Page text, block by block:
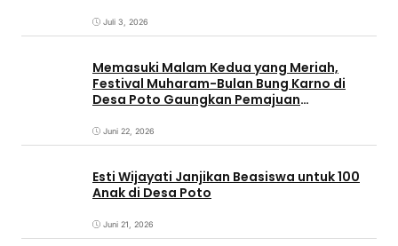
Juli 3, 2026
Memasuki Malam Kedua yang Meriah,
Festival Muharam-Bulan Bung Karno di
Desa Poto Gaungkan Pemajuan
Juni 22, 2026
Esti Wijayati Janjikan Beasiswa untuk 100
Anak di Desa Poto
Juni 21, 2026